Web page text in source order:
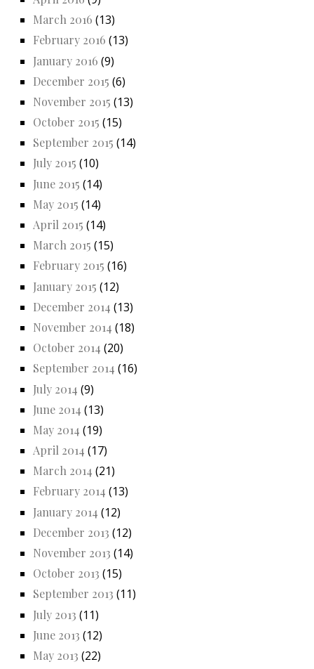
March 2016 (13)
February 2016 (13)
January 2016 (9)
December 2015 (6)
November 2015 (13)
October 2015 (15)
September 2015 (14)
July 2015 (10)
June 2015 (14)
May 2015 (14)
April 2015 (14)
March 2015 (15)
February 2015 (16)
January 2015 (12)
December 2014 (13)
November 2014 (18)
October 2014 (20)
September 2014 (16)
July 2014 (9)
June 2014 (13)
May 2014 (19)
April 2014 (17)
March 2014 (21)
February 2014 (13)
January 2014 (12)
December 2013 (12)
November 2013 (14)
October 2013 (15)
September 2013 (11)
July 2013 (11)
June 2013 (12)
May 2013 (22)